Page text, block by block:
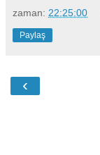
zaman: 22:25:00
Paylaş
‹